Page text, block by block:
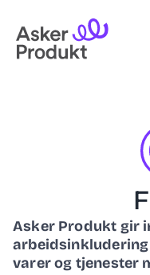
Asker Produkt gir
varer og tjenester